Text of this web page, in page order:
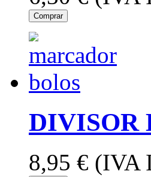
Comprar
DIVISOR
8,95 € (IVA